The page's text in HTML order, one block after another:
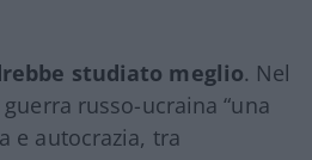
studiato meglio. Nel
russo-ucraina “una
e autocrazia, tra